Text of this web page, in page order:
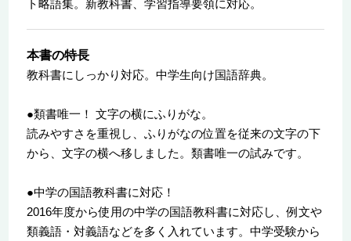
ト略語集。新教科書、学習指導要領に対応。
本書の特長
教科書にしっかり対応。中学生向け国語辞典。
●類書唯一！ 文字の横にふりがな。
読みやすさを重視し、ふりがなの位置を従来の文字の下
から、文字の横へ移しました。類書唯一の試みです。
●中学の国語教科書に対応！
2016年度から使用の中学の国語教科書に対応し、例文や
類義語・対義語などを多く入れています。中学受験から